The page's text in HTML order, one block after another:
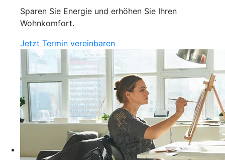
Sparen Sie Energie und erhöhen Sie Ihren
Wohnkomfort.
Jetzt Termin vereinbaren